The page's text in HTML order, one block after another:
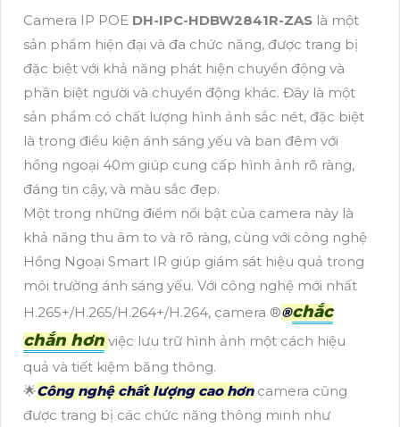
Camera IP POE DH-IPC-HDBW2841R-ZAS là một
sản phẩm hiện đại và đa chức năng, được trang bị
đặc biệt với khả năng phát hiện chuyển động và
phân biệt người và chuyển động khác. Đây là một
sản phẩm có chất lượng hình ảnh sắc nét, đặc biệt
là trong điều kiện ánh sáng yếu và ban đêm với
hồng ngoại 40m giúp cung cấp hình ảnh rõ ràng,
đáng tin cậy, và màu sắc đẹp.
Một trong những điểm nổi bật của camera này là
khả năng thu âm to và rõ ràng, cùng với công nghệ
Hồng Ngoại Smart IR giúp giám sát hiệu quả trong
môi trường ánh sáng yếu. Với công nghệ mới nhất
H.265+/H.265/H.264+/H.264, camera ®️®️chắc
chắn hơn việc lưu trữ hình ảnh một cách hiệu
quả và tiết kiệm băng thông.
🌟Công nghệ chất lượng cao hơncamera cũng
được trang bị các chức năng thông minh như